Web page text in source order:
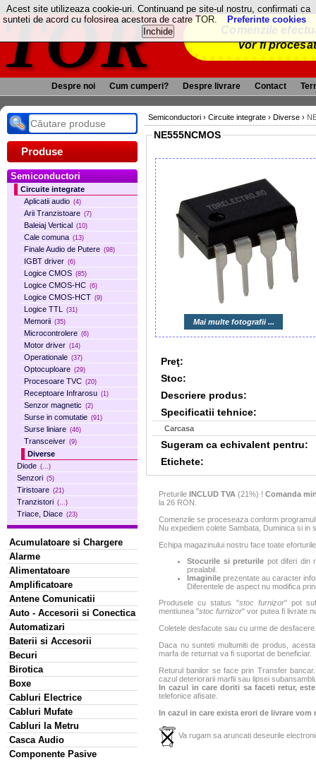
TOR
Comenzile
vor fi
Despre noi Cum cumperi? Despre livrare Contact
Produse
Semiconductori
Circuite integrate
Aplicatii audio (4)
Arii Tranzistoare (7)
Baleiaj Vertical (10)
Cale comuna (13)
Finale Audio de Putere (98)
IGBT driver (6)
Logice CMOS (85)
Logice CMOS-HC (6)
Logice CMOS-HCT (9)
Logice TTL (31)
Memorii (35)
Microcontrolere (6)
Motor driver (14)
Operationale (37)
Optocuploare (29)
Procesoare TVC (20)
Receptoare Infrarosu (1)
Senzor magnetic (2)
Surse in comutatie (91)
Surse liniare (46)
Transceiver (9)
Diverse
Diode (...)
Senzori (5)
Tiristoare (21)
Tranzistori (...)
Triace, Diace (23)
Acumulatoare si Chargere
Alarme
Alimentatoare
Amplificatoare
Antene Comunicatii
Auto - Accesorii si Conectica
Automatizari
Baterii si Accesorii
Becuri
Birotica
Boxe
Cabluri Electrice
Cabluri Mufate
Cabluri la Metru
Casca Audio
Componente Pasive
Semiconductori › Circuite integrate › Diverse ›
NE555NCMOS
Mai multe fotografii ...
Preţ:
Stoc:
Descriere produs:
Specificatii tehnice:
Carcasa
Sugeram ca echivalent pentru:
Etichete:
Preturile INCLUD TVA (21%) ! Comanda
la 26 RON.
Comenzile se proceseaza conform
Nu expediem colete Sambata, Duminica si in
Echipa magazinului nostru face toate
Stocurile si preturile pot diferi din
prealabil.
Imaginile prezentate au caracter
Diferentele de aspect nu modifica
Produsele cu status "stoc furnizor" pot
mentiunea "stoc furnizor" vor putea fi livrate
Coletele desfacute sau cu urme de
Daca nu sunteti multumiti de produs,
marfa de returnat va fi suportat de beneficiar.
Returul banilor se face prin Transfer
cazul deteriorarii marfii sau lipsei
In cazul in care doriti sa faceti retur,
telefonice afisate.
In cazul in care exista erori de livrare
Va rugam sa aruncati deseurile
Acest site utilizeaza cookie-uri. Continuand pe site-ul nostru, confirmati ca
sunteti de acord cu folosirea acestora de catre TOR.
Preferinte cookies